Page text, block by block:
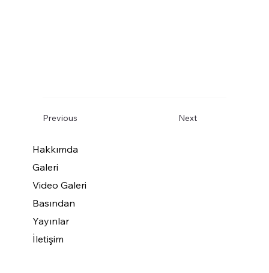
Previous Next
Hakkımda
Galeri
Video Galeri
Basından
Yayınlar
İletişim